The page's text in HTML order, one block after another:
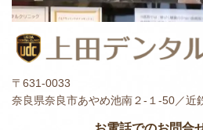
〒631-0033
奈良県奈良市あやめ池南２-１-50／近